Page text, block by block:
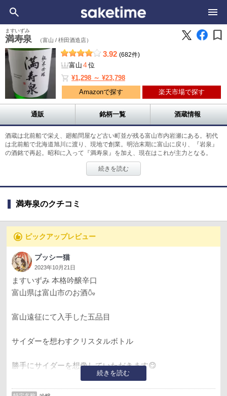
満寿泉
ますいずみ
（富山 / 枡田酒造店） bookmark
3.92 (682件)
富山 4位
shopping_cart ¥1,298 ～ ¥23,798
Amazonで探す 楽天市場で探す
通販 銘柄一覧 酒蔵情報
酒蔵は北前船で栄え、廻船問屋など古い町並が残る富山市内岩瀬にある。初代
は北前船で北海道旭川に渡り、現地で創業。明治末期に富山に戻り、『岩泉』
の酒銘で再起。昭和に入って『満寿泉』を加え、現在はこれが主力となる。
「満寿泉」の名を全国に知らしめたのは、吟醸酒ブームの旗手として頭角を現
した昭和後期である。醗酵工学を学んだ4代目桝田敬次郎が、後に能登杜氏四天
械”と例えられるほどの完成度の高い酒質で、昭和47年から各種鑑評会で金賞受
を2倍成長させるという明確な目標をもって地域酒造業を牽引し、また旧北国街
域活性化に尽力している。 酒質は“美味求眞”をモットーに、山海の幸に恵まれ
高めた旨味の強いタイプなど、酒質は多岐にわたっている。
続きを読む
満寿泉のクチコミ
recommend ピックアップレビュー
プッシー猫
2023年10月21日
続きを読む
ますいずみ 本格吟醸辛口
富山県は富山市のお酒🍶
富山遠征にて入手した五品目
サイダーを想わすクリスタルボトル
勝手にサイダーを想像していただきます😋
薄っすら焼き芋？な香り🍠